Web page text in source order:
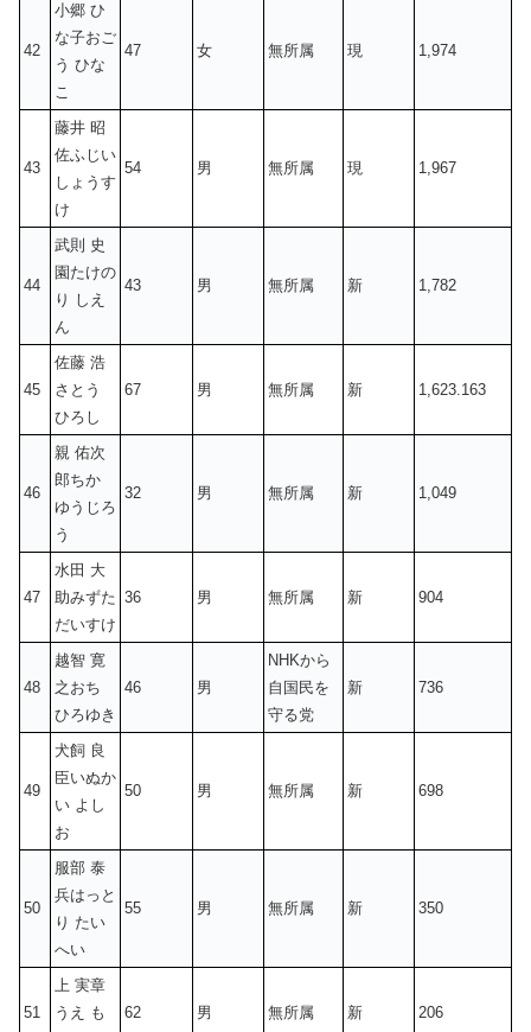
42
小郷 ひ
な子おご
う ひな
こ
47 女 無所属 現 1,974
43
藤井 昭
佐ふじい
しょうす
け
54 男 無所属 現 1,967
44
武則 史
園たけの
り しえ
ん
43 男 無所属 新 1,782
45
佐藤 浩
さとう
ひろし
67 男 無所属 新 1,623.163
46
親 佑次
郎ちか
ゆうじろ
う
32 男 無所属 新 1,049
47
水田 大
助みずた
だいすけ
36 男 無所属 新 904
48
越智 寛
之おち
ひろゆき
46 男
NHKから
自国民を
守る党
新 736
49
犬飼 良
臣いぬか
い よし
お
50 男 無所属 新 698
50
服部 泰
兵はっと
り たい
へい
55 男 無所属 新 350
51
上 実章
うえ も
62 男 無所属 新 206